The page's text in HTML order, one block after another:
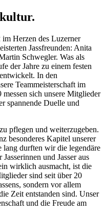
im Herzen des Luzerner
Jassfreunden: Anita
Schwegler. Was als
der Jahre zu einem festen
In den
Teammeisterschaft im
messen sich unsere Mitglieder
spannende Duelle und
pflegen und weiterzugeben.
besonderes Kapitel unserer
lang durften wir die legendäre
und Jasser aus
wirklich ausmacht, ist die
sind seit über 20
sondern vor allem
Zeit entstanden sind. Unser
und die Freude am